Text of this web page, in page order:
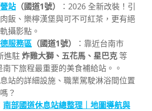
站 （國道1號）
：2026 全新改裝！引
飯、樂檸漢堡與可不可紅茶，更有絕
攝影點。
服務區 （國道1號）
：靠近台南市
進駐炸雞大獅、五花馬、星巴克 等
下旅程最重要的美食補給站。。
站的詳細設施、職業駕駛淋浴間位置
？
南部國道休息站總整理｜地圖導航與